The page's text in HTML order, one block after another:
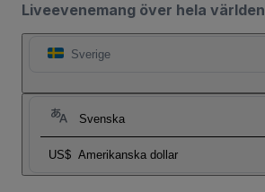
Liveevenemang över hela världen
Sverige
Svenska
US$ Amerikanska dollar